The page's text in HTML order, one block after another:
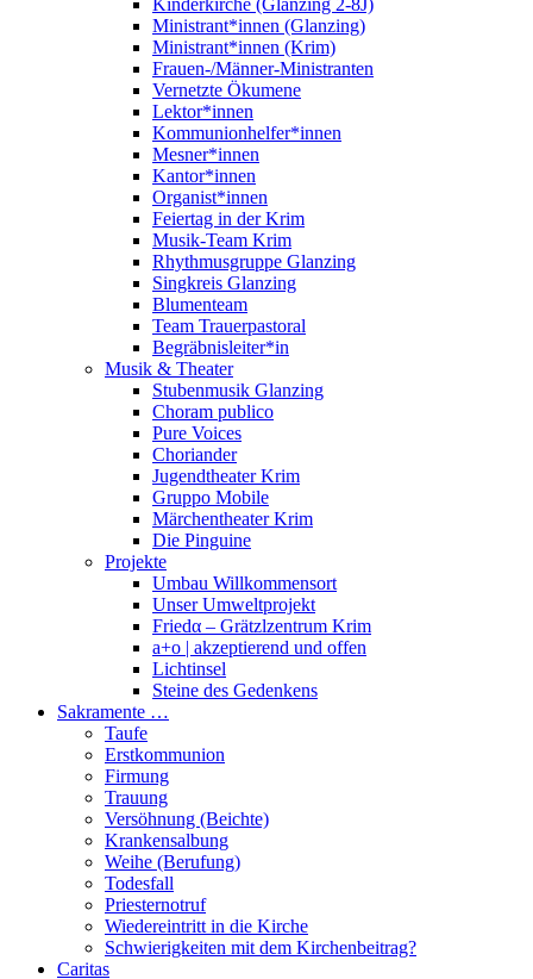
Kinderkirche (Glanzing 2-8J)
Ministrant*innen (Glanzing)
Ministrant*innen (Krim)
Frauen-/Männer-Ministranten
Vernetzte Ökumene
Lektor*innen
Kommunionhelfer*innen
Mesner*innen
Kantor*innen
Organist*innen
Feiertag in der Krim
Musik-Team Krim
Rhythmusgruppe Glanzing
Singkreis Glanzing
Blumenteam
Team Trauerpastoral
Begräbnisleiter*in
Musik & Theater
Stubenmusik Glanzing
Choram publico
Pure Voices
Choriander
Jugendtheater Krim
Gruppo Mobile
Märchentheater Krim
Die Pinguine
Projekte
Umbau Willkommensort
Unser Umweltprojekt
Friedα – Grätzlzentrum Krim
a+o | akzeptierend und offen
Lichtinsel
Steine des Gedenkens
Sakramente …
Taufe
Erstkommunion
Firmung
Trauung
Versöhnung (Beichte)
Krankensalbung
Weihe (Berufung)
Todesfall
Priesternotruf
Wiedereintritt in die Kirche
Schwierigkeiten mit dem Kirchenbeitrag?
Caritas